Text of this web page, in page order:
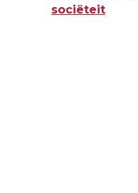
sociëteit